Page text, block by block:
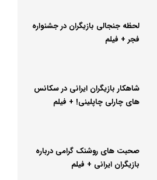
لحظه جنجالی بازیگران در جشنواره
فجر + فیلم
شاهکار بازیگران ایرانی در سکانس
های چارلی چاپلینی! + فیلم
صحبت های روشنک گرامی درباره
بازیگران ایرانی + فیلم